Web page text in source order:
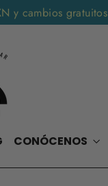
y cambios gratuitos
CONÓCENOS